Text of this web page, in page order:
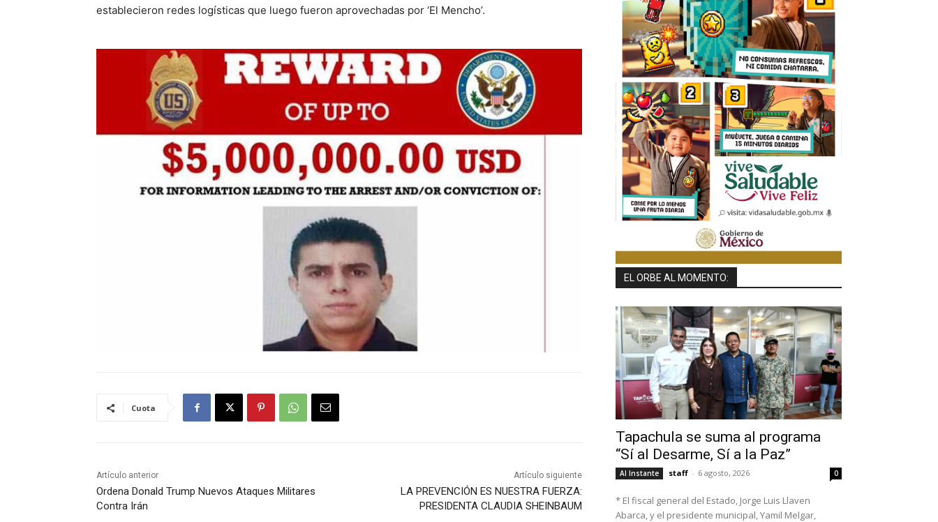
establecieron redes logísticas que luego fueron aprovechadas por ‘El Mencho’.
Cuota
Artículo anterior
Ordena Donald Trump Nuevos Ataques Militares
Contra Irán
Artículo siguiente
LA PREVENCIÓN ES NUESTRA FUERZA:
PRESIDENTA CLAUDIA SHEINBAUM
EL ORBE AL MOMENTO:
Tapachula se suma al programa
“Sí al Desarme, Sí a la Paz”
Al Instante staff - 6 agosto, 2026 0
* El fiscal general del Estado, Jorge Luis Llaven
Abarca, y el presidente municipal, Yamil Melgar,